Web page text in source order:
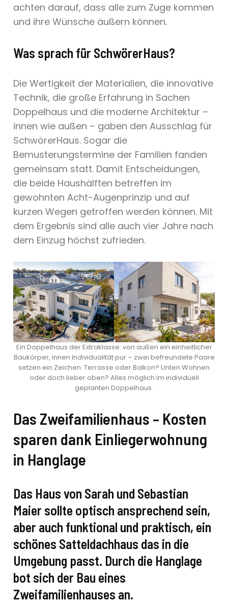
achten darauf, dass alle zum Zuge kommen
und ihre Wünsche äußern können.
Was sprach für SchwörerHaus?
Die Wertigkeit der Materialien, die innovative
Technik, die große Erfahrung in Sachen
Doppelhaus und die moderne Architektur –
innen wie außen – gaben den Ausschlag für
SchwörerHaus. Sogar die
Bemusterungstermine der Familien fanden
gemeinsam statt. Damit Entscheidungen,
die beide Haushälften betreffen im
gewohnten Acht-Augenprinzip und auf
kurzen Wegen getroffen werden können. Mit
dem Ergebnis sind alle auch vier Jahre nach
dem Einzug höchst zufrieden.
Ein Doppelhaus der Extraklasse: von außen ein einheitlicher
Baukörper, innen Individualität pur – zwei befreundete Paare
setzen ein Zeichen. Terrasse oder Balkon? Unten Wohnen
oder doch lieber oben? Alles möglich im individuell
geplanten Doppelhaus.
Das Zweifamilienhaus – Kosten
sparen dank Einliegerwohnung
in Hanglage
Das Haus von Sarah und Sebastian
Maier sollte optisch ansprechend sein,
aber auch funktional und praktisch, ein
schönes Satteldachhaus das in die
Umgebung passt. Durch die Hanglage
bot sich der Bau eines
Zweifamilienhauses an.